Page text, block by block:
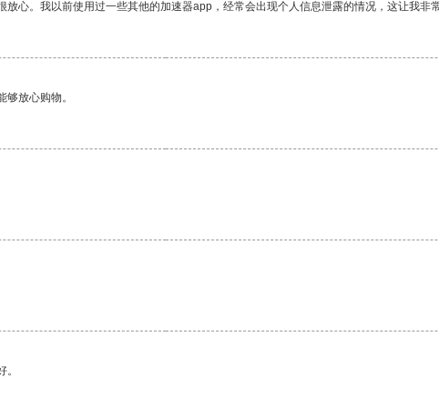
心。我以前使用过一些其他的加速器app，经常会出现个人信息泄露的情况，这让我非常
放心购物。